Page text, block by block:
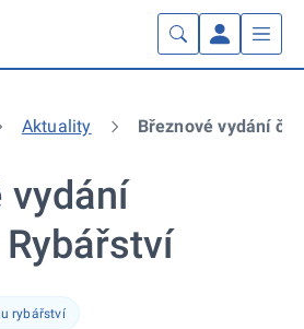
Aktuality Březnové vydání
vydání
rybářství